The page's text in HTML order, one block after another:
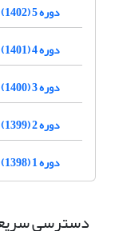
دوره 5 (1402)
دوره 4 (1401)
دوره 3 (1400)
دوره 2 (1399)
دوره 1 (1398)
دسترسی